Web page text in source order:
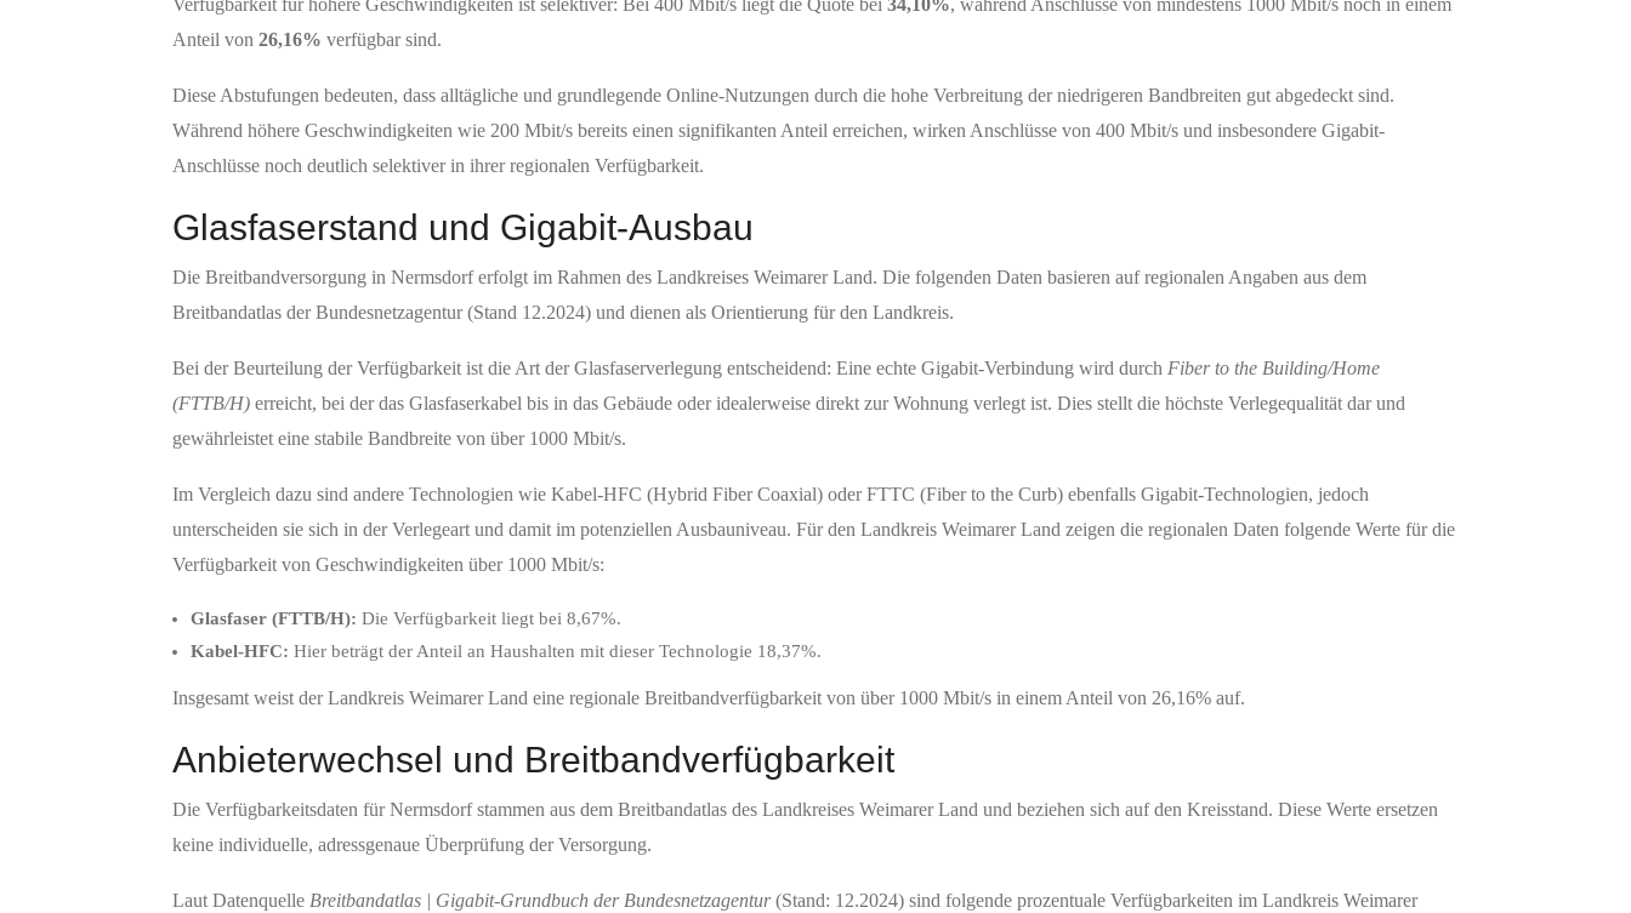
Verfügbarkeit für höhere Geschwindigkeiten ist selektiver: Bei 400 Mbit/s liegt die Quote bei 34,10%, während Anschlüsse von mindestens 1000 Mbit/s noch in einem
Anteil von 26,16% verfügbar sind.
Diese Abstufungen bedeuten, dass alltägliche und grundlegende Online-Nutzungen durch die hohe Verbreitung der niedrigeren Bandbreiten gut abgedeckt sind.
Während höhere Geschwindigkeiten wie 200 Mbit/s bereits einen signifikanten Anteil erreichen, wirken Anschlüsse von 400 Mbit/s und insbesondere Gigabit-
Anschlüsse noch deutlich selektiver in ihrer regionalen Verfügbarkeit.
Glasfaserstand und Gigabit-Ausbau
Die Breitbandversorgung in Nermsdorf erfolgt im Rahmen des Landkreises Weimarer Land. Die folgenden Daten basieren auf regionalen Angaben aus dem
Breitbandatlas der Bundesnetzagentur (Stand 12.2024) und dienen als Orientierung für den Landkreis.
Bei der Beurteilung der Verfügbarkeit ist die Art der Glasfaserverlegung entscheidend: Eine echte Gigabit-Verbindung wird durch Fiber to the Building/Home
(FTTB/H) erreicht, bei der das Glasfaserkabel bis in das Gebäude oder idealerweise direkt zur Wohnung verlegt ist. Dies stellt die höchste Verlegequalität dar und
gewährleistet eine stabile Bandbreite von über 1000 Mbit/s.
Im Vergleich dazu sind andere Technologien wie Kabel-HFC (Hybrid Fiber Coaxial) oder FTTC (Fiber to the Curb) ebenfalls Gigabit-Technologien, jedoch
unterscheiden sie sich in der Verlegeart und damit im potenziellen Ausbauniveau. Für den Landkreis Weimarer Land zeigen die regionalen Daten folgende Werte für die
Verfügbarkeit von Geschwindigkeiten über 1000 Mbit/s:
Glasfaser (FTTB/H): Die Verfügbarkeit liegt bei 8,67%.
Kabel-HFC: Hier beträgt der Anteil an Haushalten mit dieser Technologie 18,37%.
Insgesamt weist der Landkreis Weimarer Land eine regionale Breitbandverfügbarkeit von über 1000 Mbit/s in einem Anteil von 26,16% auf.
Anbieterwechsel und Breitbandverfügbarkeit
Die Verfügbarkeitsdaten für Nermsdorf stammen aus dem Breitbandatlas des Landkreises Weimarer Land und beziehen sich auf den Kreisstand. Diese Werte ersetzen
keine individuelle, adressgenaue Überprüfung der Versorgung.
Laut Datenquelle Breitbandatlas | Gigabit-Grundbuch der Bundesnetzagentur(Stand: 12.2024) sind folgende prozentuale Verfügbarkeiten im Landkreis Weimarer